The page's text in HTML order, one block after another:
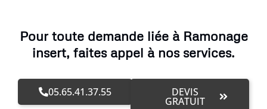
Pour toute demande liée à Ramonage
insert, faites appel à nos services.
05.65.41.37.55 DEVIS
GRATUIT